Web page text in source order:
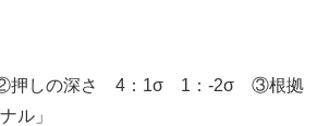
②押しの深さ 4：1σ 1：-2σ ③根
ル」